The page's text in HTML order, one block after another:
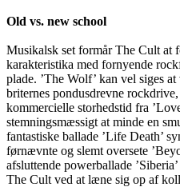
Old vs. new school
Musikalsk set formår The Cult at
karakteristika med fornyende
plade. ’The Wolf’ kan vel siges
briternes pondusdrevne
kommercielle storhedstid fra
stemningsmæssigt at minde en
fantastiske ballade ’Life Death’
førnævnte og slemt oversete
afsluttende powerballade
The Cult ved at læne sig op af